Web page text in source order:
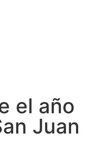
el año
Juan